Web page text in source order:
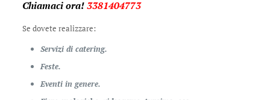
Chiamaci ora!3381404773
Se dovete realizzare:
Servizi di catering.
Feste.
Eventi in genere.